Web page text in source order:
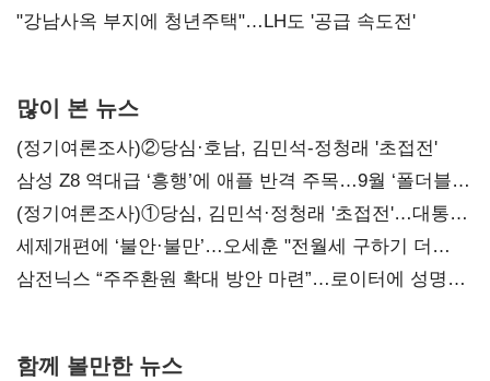
"강남사옥 부지에 청년주택"…LH도 '공급 속도전'
많이 본 뉴스
(정기여론조사)②당심·호남, 김민석-정청래 '초접전'
삼성 Z8 역대급 ‘흥행’에 애플 반격 주목…9월 ‘폴더블
대전’
(정기여론조사)①당심, 김민석·정청래 '초접전'…대통령
지지도 '50% 아래로'(종합)
세제개편에 ‘불안·불만’…오세훈 "전월세 구하기 더
힘들어질 것"
삼전닉스 “주주환원 확대 방안 마련”…로이터에 성명
함께 볼만한 뉴스